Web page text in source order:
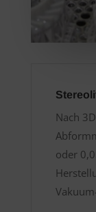
Nach
oder